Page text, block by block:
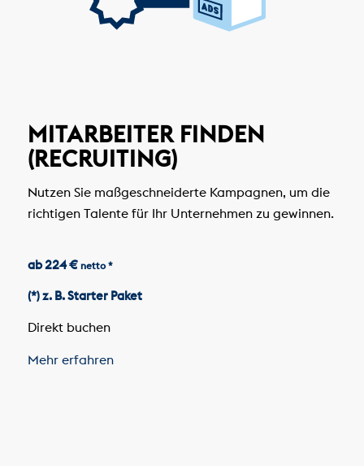
MITARBEITER FINDEN
(RECRUITING)
Nutzen Sie maßgeschneiderte Kampagnen, um die
richtigen Talente für Ihr Unternehmen zu gewinnen.
ab 224 € netto *
(*) z. B. Starter Paket
Direkt buchen
Mehr erfahren